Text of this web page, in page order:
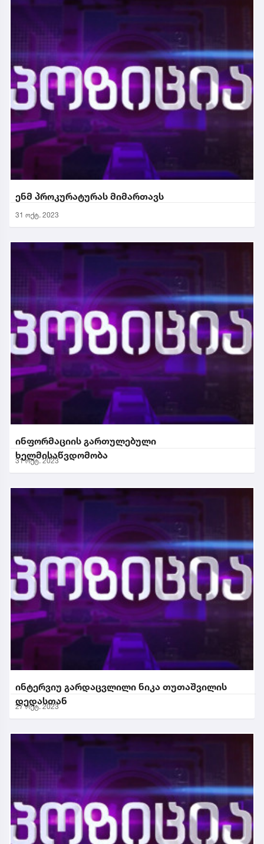
ენმ პროკურატურას მიმართავს
31 ოქტ. 2023
ინფორმაციის გართულებული
ხელმისაწვდომობა
31 ოქტ. 2023
ინტერვიუ გარდაცვლილი ნიკა თუთაშვილის
დედასთან
27 ოქტ. 2023